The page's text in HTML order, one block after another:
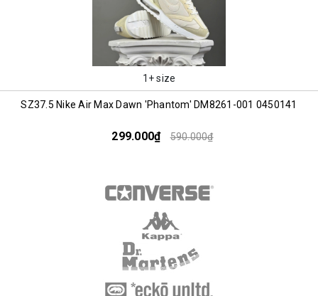
1+ size
SZ37.5 Nike Air Max Dawn 'Phantom' DM8261-001 0450141
299.000₫ 590.000₫